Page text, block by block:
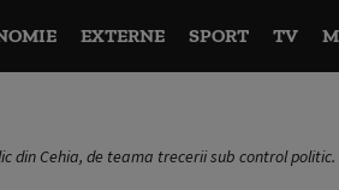
EXTERNE SPORT TV
din Cehia, de teama trecerii sub control